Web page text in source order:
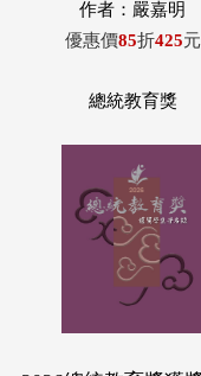
作者：嚴嘉明
優惠價85折425元
總統教育獎